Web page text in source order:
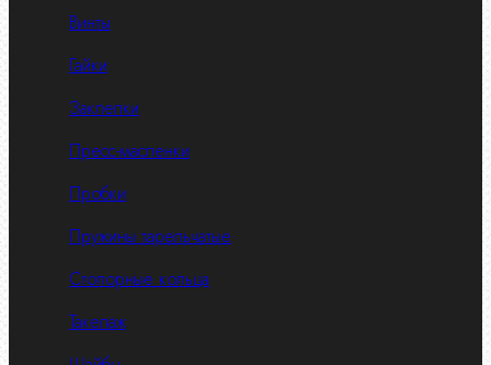
Винты
Гайки
Заклепки
Пресс-масленки
Пробки
Пружины тарельчатые
Стопорные кольца
Такелаж